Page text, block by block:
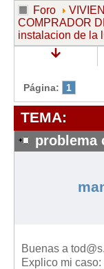
Para contratos
Para contratos de
Formularios
Modelos de
Requerimientos y
Formularios
Modelos de
Modelos de Acta
Requerimientos
Legislación
Foro
COMPRADOR
instalacion de la
Página: 1
TEMA:
problema
Buenas a
Explico mi caso: